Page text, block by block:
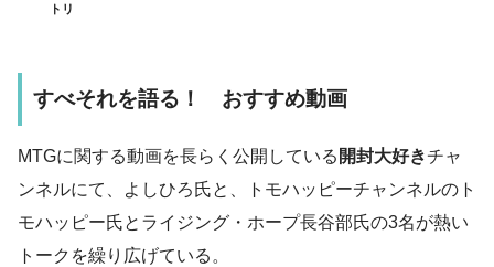
トリ
すべそれを語る！ おすすめ動画
MTGに関する動画を長らく公開している 開封大好きチャ
ンネルにて、よしひろ氏と、トモハッピーチャンネルのト
モハッピー氏とライジング・ホープ長谷部氏の3名が熱い
トークを繰り広げている。